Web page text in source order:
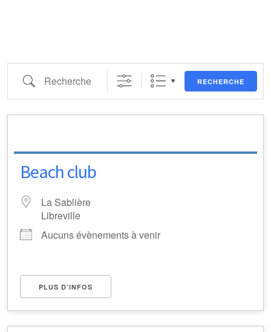
Recherche RECHERCHE
Beach club
La Sablière
Libreville
Aucuns évènements à venir
PLUS D’INFOS